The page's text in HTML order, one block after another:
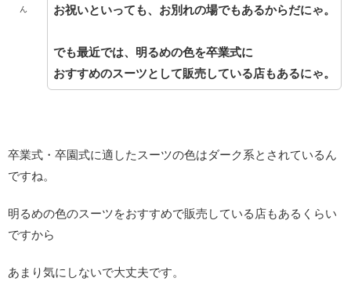
ん
お祝いといっても、お別れの場でもあるからだにゃ。
でも最近では、明るめの色を卒業式に
おすすめのスーツとして販売している店もあるにゃ。
卒業式・卒園式に適したスーツの色はダーク系とされているん
ですね。
明るめの色のスーツをおすすめで販売している店もあるくらい
ですから
あまり気にしないで大丈夫です。